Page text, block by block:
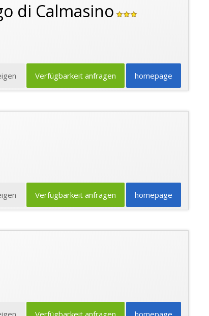
di Calmasino
homepage
Verfügbarkeit anfragen
homepage
Verfügbarkeit anfragen
homepage
Verfügbarkeit anfragen